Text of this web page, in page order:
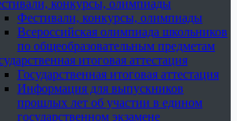
конкурсы, олимпиады
Фестивали, конкурсы, олимпиады
Всероссийская олимпиада школьников
по общеобразовательным предметам
итоговая аттестация
Государственная итоговая аттестация
Информация для выпускников
прошлых лет об участии в едином
государственном экзамене